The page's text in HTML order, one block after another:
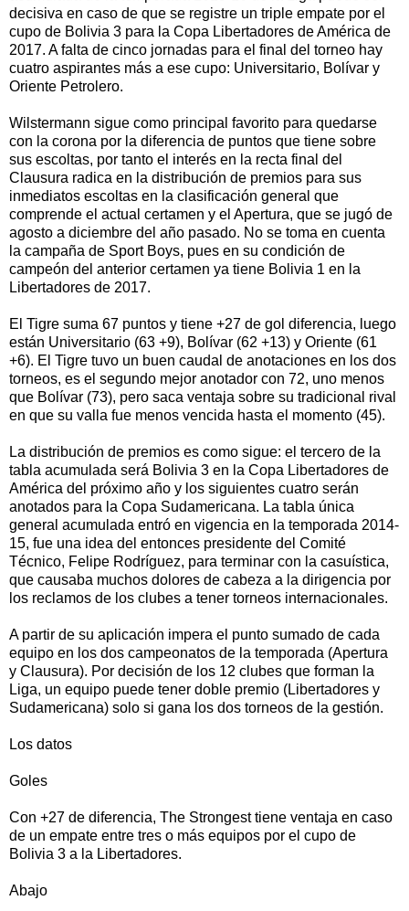
decisiva en caso de que se registre un triple empate por el
cupo de Bolivia 3 para la Copa Libertadores de América de
2017. A falta de cinco jornadas para el final del torneo hay
cuatro aspirantes más a ese cupo: Universitario, Bolívar y
Oriente Petrolero.
Wilstermann sigue como principal favorito para quedarse
con la corona por la diferencia de puntos que tiene sobre
sus escoltas, por tanto el interés en la recta final del
Clausura radica en la distribución de premios para sus
inmediatos escoltas en la clasificación general que
comprende el actual certamen y el Apertura, que se jugó de
agosto a diciembre del año pasado. No se toma en cuenta
la campaña de Sport Boys, pues en su condición de
campeón del anterior certamen ya tiene Bolivia 1 en la
Libertadores de 2017.
El Tigre suma 67 puntos y tiene +27 de gol diferencia, luego
están Universitario (63 +9), Bolívar (62 +13) y Oriente (61
+6). El Tigre tuvo un buen caudal de anotaciones en los dos
torneos, es el segundo mejor anotador con 72, uno menos
que Bolívar (73), pero saca ventaja sobre su tradicional rival
en que su valla fue menos vencida hasta el momento (45).
La distribución de premios es como sigue: el tercero de la
tabla acumulada será Bolivia 3 en la Copa Libertadores de
América del próximo año y los siguientes cuatro serán
anotados para la Copa Sudamericana. La tabla única
general acumulada entró en vigencia en la temporada 2014-
15, fue una idea del entonces presidente del Comité
Técnico, Felipe Rodríguez, para terminar con la casuística,
que causaba muchos dolores de cabeza a la dirigencia por
los reclamos de los clubes a tener torneos internacionales.
A partir de su aplicación impera el punto sumado de cada
equipo en los dos campeonatos de la temporada (Apertura
y Clausura). Por decisión de los 12 clubes que forman la
Liga, un equipo puede tener doble premio (Libertadores y
Sudamericana) solo si gana los dos torneos de la gestión.
Los datos
Goles
Con +27 de diferencia, The Strongest tiene ventaja en caso
de un empate entre tres o más equipos por el cupo de
Bolivia 3 a la Libertadores.
Abajo